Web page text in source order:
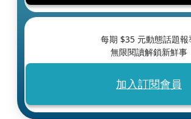
每期 $35 元動態話題報
無限閱讀解鎖新鮮事
加入訂閱會員